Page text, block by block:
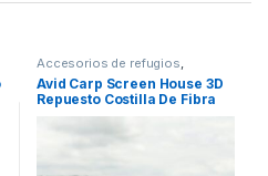
Categorías:Paraguas